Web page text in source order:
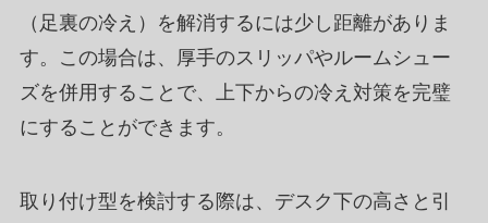
（足裏の冷え）を解消するには少し距離がありま
す。この場合は、厚手のスリッパやルームシュー
ズを併用することで、上下からの冷え対策を完璧
にすることができます。
取り付け型を検討する際は、デスク下の高さと引